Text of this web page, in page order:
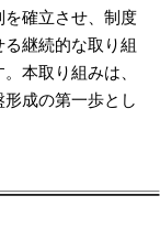
確立させ、制度
継続的な取り組
本取り組みは、
成の第一歩とし